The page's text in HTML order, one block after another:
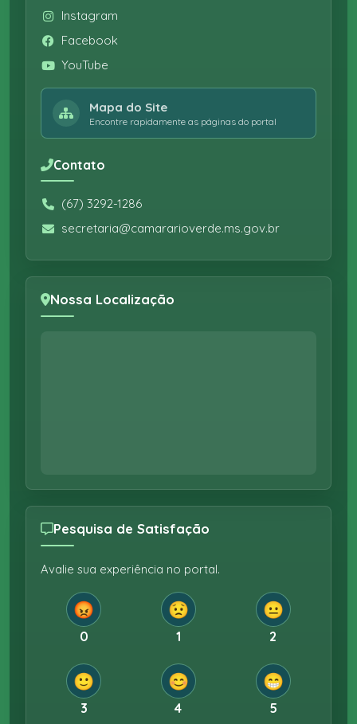
Instagram
Facebook
YouTube
Mapa do Site
Encontre rapidamente as páginas do portal
Contato
(67) 3292-1286
secretaria@camararioverde.ms.gov.br
Nossa Localização
Pesquisa de Satisfação
Avalie sua experiência no portal.
😡
0
😟
1
😐
2
🙂
3
😊
4
😁
5